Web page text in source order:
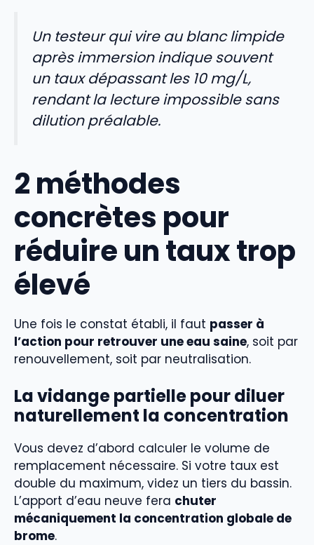
Un testeur qui vire au blanc limpide
après immersion indique souvent
un taux dépassant les 10 mg/L,
rendant la lecture impossible sans
dilution préalable.
2 méthodes
concrètes pour
réduire un taux trop
élevé
Une fois le constat établi, il faut passer à
l’action pour retrouver une eau saine, soit par
renouvellement, soit par neutralisation.
La vidange partielle pour diluer
naturellement la concentration
Vous devez d’abord calculer le volume de
remplacement nécessaire. Si votre taux est
double du maximum, videz un tiers du bassin.
L’apport d’eau neuve fera chuter
mécaniquement la concentration globale de
brome.